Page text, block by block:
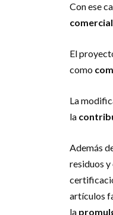
Con ese
El
como
La
la
Además
residuos
artículos
la